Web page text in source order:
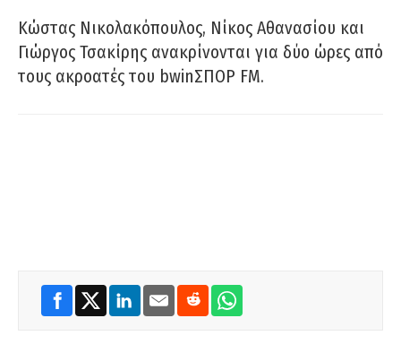
Κώστας Νικολακόπουλος, Νίκος Αθανασίου και
Γιώργος Τσακίρης ανακρίνονται για δύο ώρες από
τους ακροατές του bwinΣΠΟΡ FM.